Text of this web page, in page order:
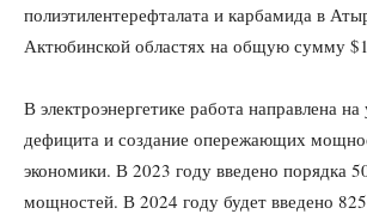
полиэтилентерефталата и карбамида в
Актюбинской областях на общую сумму
В электроэнергетике работа направлена на
дефицита и создание опережающих
экономики. В 2023 году введено порядка
мощностей. В 2024 году будет введено